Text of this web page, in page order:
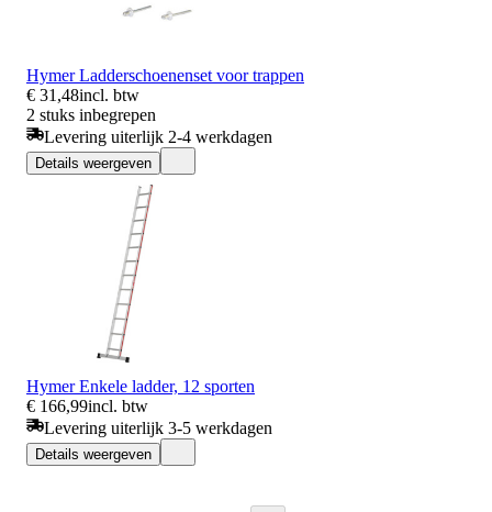
Hymer Ladderschoenenset voor trappen
€ 31,48incl. btw
2 stuks inbegrepen
Levering uiterlijk 2-4 werkdagen
Details weergeven
Hymer Enkele ladder, 12 sporten
€ 166,99incl. btw
Levering uiterlijk 3-5 werkdagen
Details weergeven